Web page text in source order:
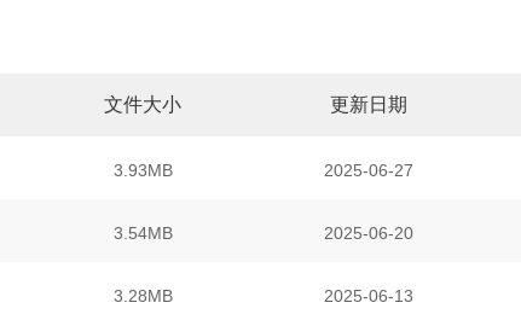
文件大小 更新日期
3.93MB 2025-06-27
3.54MB 2025-06-20
3.28MB 2025-06-13